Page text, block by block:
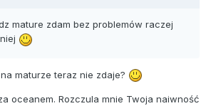
mature zdam bez problemów raczej
maturze teraz nie zdaje?
oceanem. Rozczula mnie Twoja naiwność